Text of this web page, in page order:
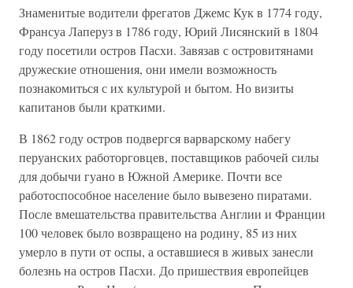
Знаменитые водители фрегатов Джемс Кук в 1774 году,
Франсуа Лаперуз в 1786 году, Юрий Лисянский в 1804
году посетили остров Пасхи. Завязав с островитянами
дружеские отношения, они имели возможность
познакомиться с их культурой и бытом. Но визиты
капитанов были краткими.
В 1862 году остров подвергся варварскому набегу
перуанских работорговцев, поставщиков рабочей силы
для добычи гуано в Южной Америке. Почти все
работоспособное население было вывезено пиратами.
После вмешательства правительства Англии и Франции
100 человек было возвращено на родину, 85 из них
умерло в пути от оспы, а оставшиеся в живых занесли
болезнь на остров Пасхи. До пришествия европейцев